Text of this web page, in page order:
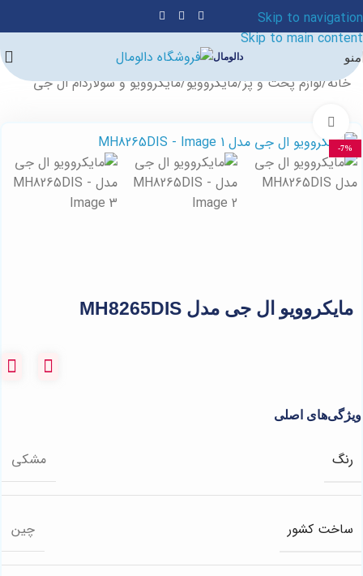
Skip to navigation
Skip to main content
منو دالومال
خانه/لوازم پخت و پز/مایکروویو/مایکروویو و سولاردام ال جی
-7%
مایکروویو ال جی مدل MH8265DIS
ویژگی‌های اصلی
رنگ مشکی
ساخت کشور چین